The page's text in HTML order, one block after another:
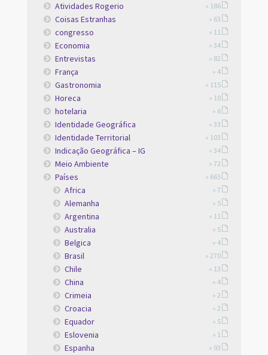
Atividades Rogerio » 186
Coisas Estranhas » 63
congresso » 11
Economia » 34
Entrevistas » 82
França » 4
Gastronomia » 115
Horeca » 10
hotelaria » 6
Identidade Geográfica » 33
Identidade Territorial » 103
Indicação Geográfica – IG » 34
Meio Ambiente » 72
Países » 665
Africa » 7
Alemanha » 5
Argentina » 11
Australia » 5
Belgica » 4
Brasil » 270
Chile » 13
China » 4
Crimeia » 2
Croacia » 2
Equador » 5
Eslovenia » 1
Espanha » 93